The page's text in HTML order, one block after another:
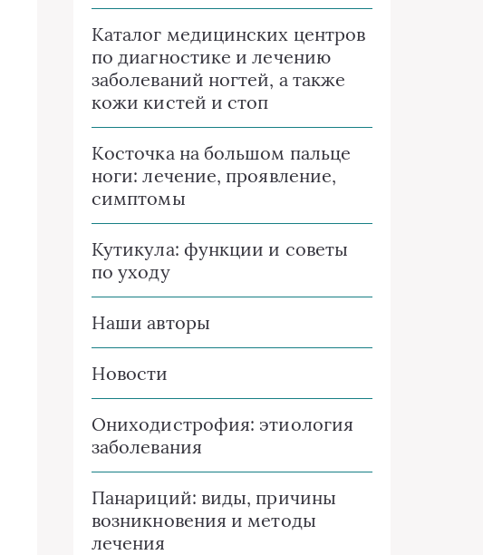
Каталог медицинских центров
по диагностике и лечению
заболеваний ногтей, а также
кожи кистей и стоп
Косточка на большом пальце
ноги: лечение, проявление,
симптомы
Кутикула: функции и советы
по уходу
Наши авторы
Новости
Ониходистрофия: этиология
заболевания
Панариций: виды, причины
возникновения и методы
лечения